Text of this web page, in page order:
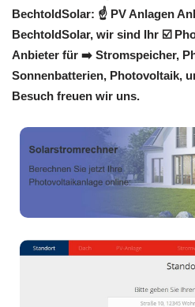
BechtoldSolar: ☝️ PV Anlagen
BechtoldSolar, wir sind Ihr ☑️
Anbieter für ➡️ Stromspeicher,
Sonnenbatterien, Photovoltaik,
Besuch freuen wir uns.